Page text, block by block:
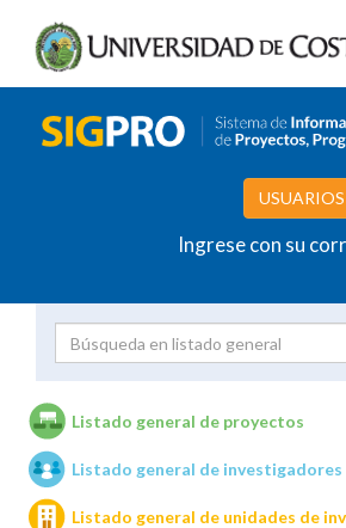
Ingrese con su
Unidades de investigación
Listado general de proyectos
Listado general de investigadores
Listado general de unidades de